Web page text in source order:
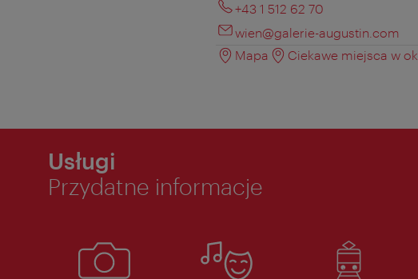
+43 1 512 62 70
wien@galerie-augustin.com
Mapa
Ciekawe miejsca w
Usługi
Przydatne informacje